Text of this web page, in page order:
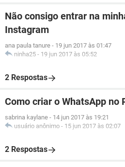
Não consigo entrar na
Instagram
ana paula tanure - 19 jun 2017 às 01:47
ninha25 - 19 jun 2017 às 05:52
2 Respostas
Como criar o WhatsApp no
sabrina kaylane - 14 jun 2017 às 19:21
usuário anônimo - 15 jun 2017 às 02:07
2 Respostas